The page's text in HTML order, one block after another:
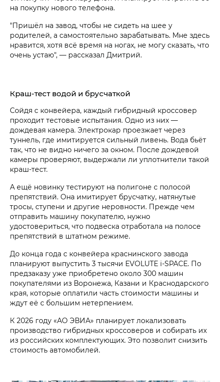
на покупку нового телефона.
"Пришёл на завод, чтобы не сидеть на шее у
родителей, а самостоятельно зарабатывать. Мне здесь
нравится, хотя всё время на ногах, не могу сказать, что
очень устаю", — рассказал Дмитрий.
Краш-тест водой и брусчаткой
Сойдя с конвейера, каждый гибридный кроссовер
проходит тестовые испытания. Одно из них —
дождевая камера. Электрокар проезжает через
туннель, где имитируется сильный ливень. Вода бьёт
так, что не видно ничего за окном. После дождевой
камеры проверяют, выдержали ли уплотнители такой
краш-тест.
А ещё новинку тестируют на полигоне с полосой
препятствий. Она имитирует брусчатку, натянутые
тросы, ступени и другие неровности. Прежде чем
отправить машину покупателю, нужно
удостовериться, что подвеска отработала на полосе
препятствий в штатном режиме.
До конца года с конвейера краснинского завода
планируют выпустить 3 тысячи EVOLUTE i‑SPACE. По
предзаказу уже приобретено около 300 машин
покупателями из Воронежа, Казани и Краснодарского
края, которые оплатили часть стоимости машины и
ждут её с большим нетерпением.
К 2026 году «АО ЭВИА» планирует локализовать
производство гибридных кроссоверов и собирать их
из российских комплектующих. Это позволит снизить
стоимость автомобилей.